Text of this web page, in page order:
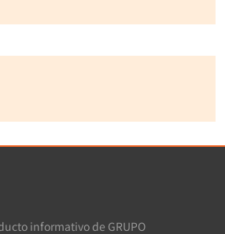
informativo de GRUPO